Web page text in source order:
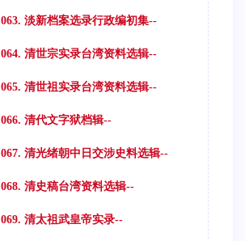
063. 淡新档案选录行政编初集--
064. 清世宗实录台湾资料选辑--
065. 清世祖实录台湾资料选辑--
066. 清代文字狱档辑--
067. 清光绪朝中日交涉史料选辑--
068. 清史稿台湾资料选辑--
069. 清太祖武皇帝实录--